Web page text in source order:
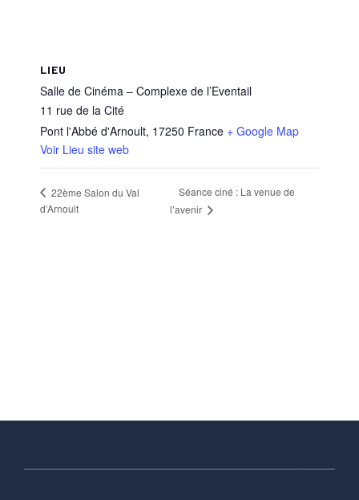
LIEU
Salle de Cinéma – Complexe de l’Eventail
11 rue de la Cité
Pont l'Abbé d'Arnoult, 17250 France + Google Map
Voir Lieu site web
22ème Salon du Val
d’Arnoult
Séance ciné : La venue de
l’avenir